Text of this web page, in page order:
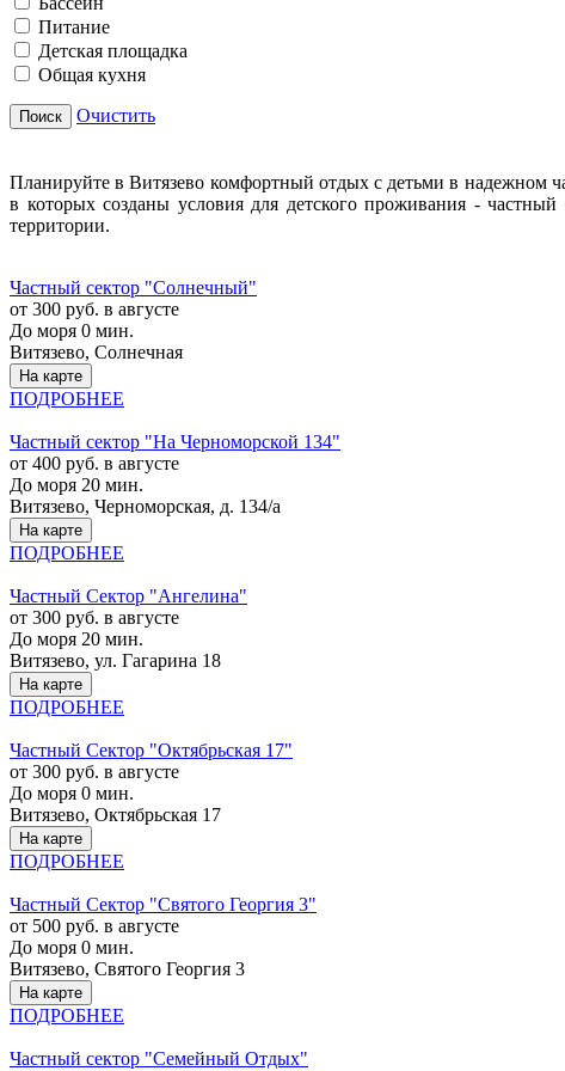
Питание
Детская площадка
Общая кухня
Поиск Очистить
Планируйте в Витязево комфортный отдых с детьми в надежном
в которых созданы условия для детского проживания -
территории.
Частный сектор "Солнечный"
от 300 руб. в августе
До моря 0 мин.
Витязево, Солнечная
На карте
ПОДРОБНЕЕ
Частный сектор "На Черноморской 134"
от 400 руб. в августе
До моря 20 мин.
Витязево, Черноморская, д. 134/а
На карте
ПОДРОБНЕЕ
Частный Сектор "Ангелина"
от 300 руб. в августе
До моря 20 мин.
Витязево, ул. Гагарина 18
На карте
ПОДРОБНЕЕ
Частный Сектор "Октябрьская 17"
от 300 руб. в августе
До моря 0 мин.
Витязево, Октябрьская 17
На карте
ПОДРОБНЕЕ
Частный Сектор "Святого Георгия 3"
от 500 руб. в августе
До моря 0 мин.
Витязево, Святого Георгия 3
На карте
ПОДРОБНЕЕ
Частный сектор "Семейный Отдых"